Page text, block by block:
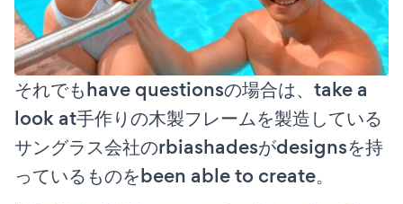
それでもhave questionsの場合は、take a
look at手作りの木製フレームを製造している
サングラス会社のrbiashadesがdesignsを持
っているものをbeen able to create。